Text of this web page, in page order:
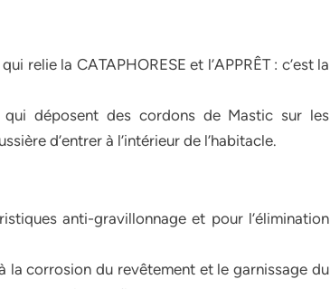
relie la CATAPHORESE et l’APPRÊT : c’est la
déposent des cordons de Mastic sur les
d’entrer à l’intérieur de l’habitacle.
anti-gravillonnage et pour l’élimination
la corrosion du revêtement et le garnissage du